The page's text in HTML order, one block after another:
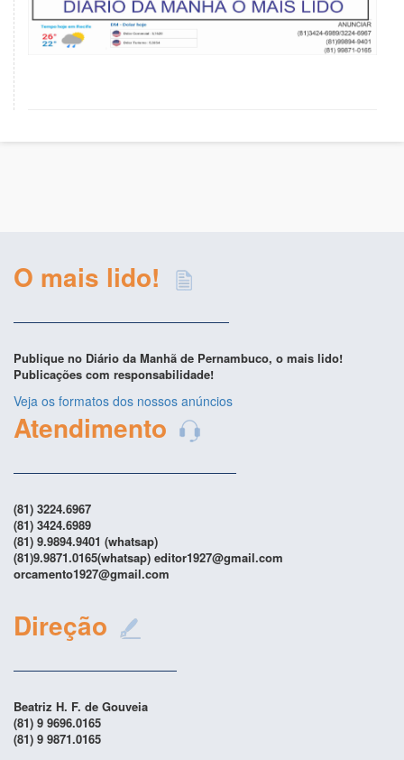
O mais lido!
Publique no Diário da Manhã de Pernambuco, o mais lido!
Publicações com responsabilidade!
Veja os formatos dos nossos anúncios
Atendimento
(81) 3224.6967
(81) 3424.6989
(81) 9.9894.9401 (whatsap)
(81)9.9871.0165(whatsap) editor1927@gmail.com
orcamento1927@gmail.com
Direção
Beatriz H. F. de Gouveia
(81) 9 9696.0165
(81) 9 9871.0165